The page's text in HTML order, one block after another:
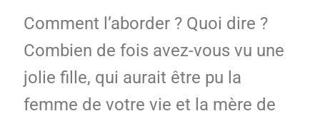
Comment l’aborder ? Quoi dire ?
Combien de fois avez-vous vu une
jolie fille, qui aurait être pu la
femme de votre vie et la mère de